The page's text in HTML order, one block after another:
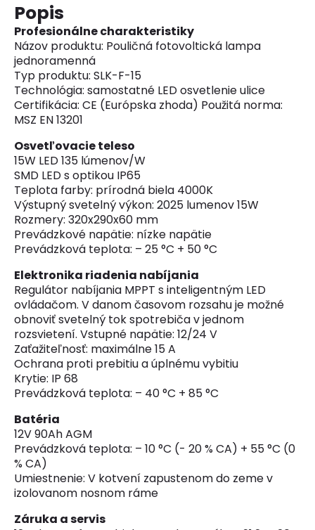
Popis
Profesionálne charakteristiky
Názov produktu: Pouličná fotovoltická lampa
jednoramenná
Typ produktu: SLK-F-15
Technológia: samostatné LED osvetlenie ulice
Certifikácia: CE (Európska zhoda) Použitá norma:
MSZ EN 13201
Osvetľovacie teleso
15W LED 135 lúmenov/W
SMD LED s optikou IP65
Teplota farby: prírodná biela 4000K
Výstupný svetelný výkon: 2025 lumenov 15W
Rozmery: 320x290x60 mm
Prevádzkové napätie: nízke napätie
Prevádzková teplota: – 25 °C + 50 °C
Elektronika riadenia nabíjania
Regulátor nabíjania MPPT s inteligentným LED
ovládačom. V danom časovom rozsahu je možné
obnoviť svetelný tok spotrebiča v jednom
rozsvietení. Vstupné napätie: 12/24 V
Zaťažiteľnosť: maximálne 15 A
Ochrana proti prebitiu a úplnému vybitiu
Krytie: IP 68
Prevádzková teplota: – 40 °C + 85 °C
Batéria
12V 90Ah AGM
Prevádzková teplota: – 10 °C (- 20 % CA) + 55 °C (0
% CA)
Umiestnenie: V kotvení zapustenom do zeme v
izolovanom nosnom ráme
Záruka a servis